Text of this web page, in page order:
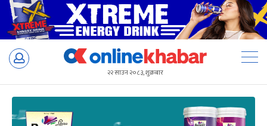
Skip
२२ साउन २०८३, शुक्रबार